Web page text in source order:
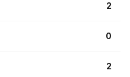
2
0
2